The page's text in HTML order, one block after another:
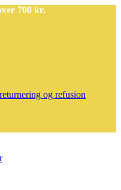
700 kr.
og refusion